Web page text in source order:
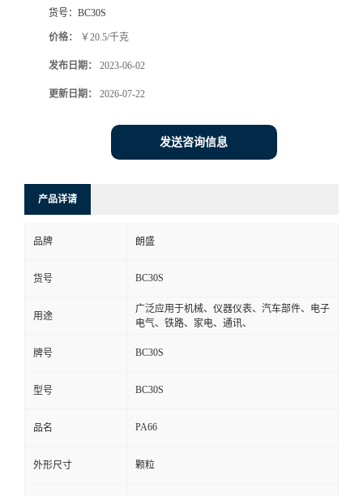
系
言
货号： BC30S
价格： ￥20.5/千克
发布日期： 2023-06-02
更新日期： 2026-07-22
发送咨询信息
产品详请
品牌 朗盛
货号 BC30S
用途
广泛应用于机械、仪器仪表、汽车部件、电子
电气、铁路、家电、通讯、
牌号 BC30S
型号 BC30S
品名 PA66
外形尺寸 颗粒